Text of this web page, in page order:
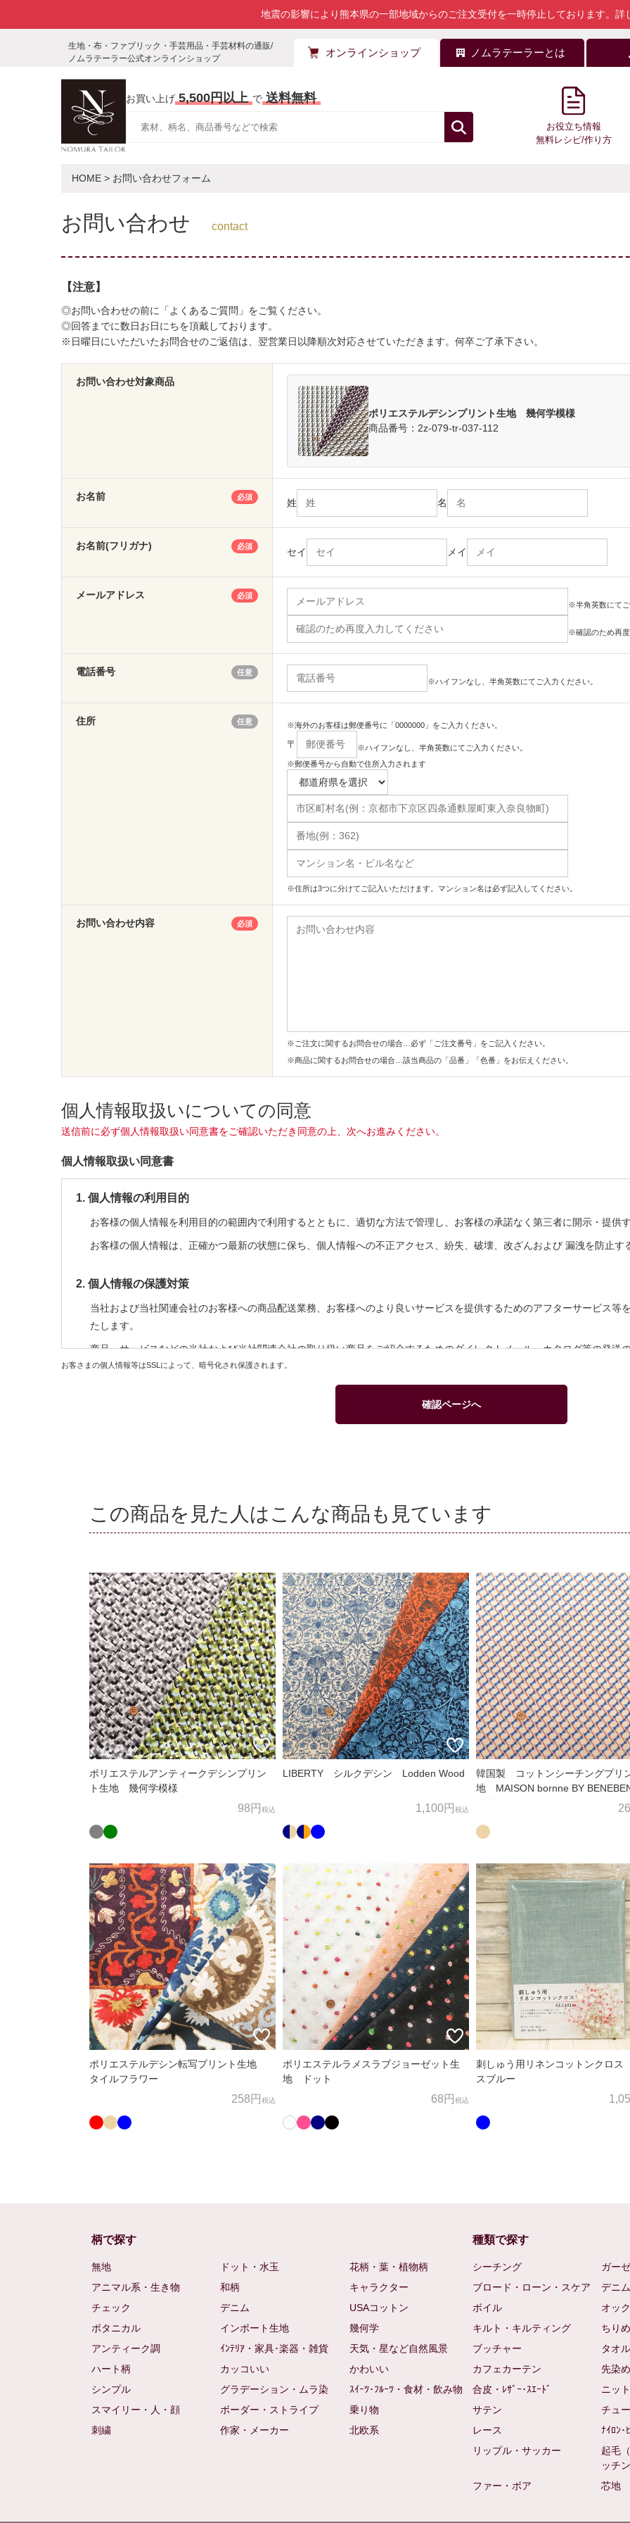
地震の影響により熊本県の一部地域からのご注文受付を一時停止しております。 詳
生地・布・ファブリック・手芸用品・手芸材料の通販/
ノムラテーラー公式オンラインショップ
オンラインショップ ノムラテーラーとは
お買い上げ 5,500円以上 で 送料無料
お役立ち情報
無料レシピ/作り方
HOME > お問い合わせフォーム
お問い合わせ contact
【注意】
◎お問い合わせの前に「よくあるご質問」をご覧ください。
◎回答までに数日お日にちを頂戴しております。
※日曜日にいただいたお問合せのご返信は、翌営業日以降順次対応させていただきます。何卒ご了承下さい。
お問い合わせ対象商品
ポリエステルデシンプリント生地 幾何学模様
商品番号：2z-079-tr-037-112
お名前 必須
姓 名
お名前(フリガナ) 必須
セイ メイ
メールアドレス
必須
※半角英数にてご
※確認のため再度
電話番号
任意
※ハイフンなし、半角英数にてご入力ください。
住所 任意 ※海外のお客様は郵便番号に「0000000」をご入力ください。
〒
※ハイフンなし、半角英数にてご入力ください。
※郵便番号から自動で住所入力されます
※住所は3つに分けてご記入いただけます。マンション名は必ず記入してください。
お問い合わせ内容 必須
※ご注文に関するお問合せの場合…必ず「ご注文番号」をご記入ください。
※商品に関するお問合せの場合…該当商品の「品番」「色番」をお伝えください。
個人情報取扱いについての同意
送信前に必ず個人情報取扱い同意書をご確認いただき同意の上、次へお進みください。
個人情報取扱い同意書
1. 個人情報の利用目的
お客様の個人情報を利用目的の範囲内で利用するとともに、適切な方法で管理し、お客様の承諾なく第三者に開示・提供
お客様の個人情報は、正確かつ最新の状態に保ち、個人情報への不正アクセス、紛失、破壊、改ざんおよび 漏洩を防止す
2. 個人情報の保護対策
当社および当社関連会社のお客様への商品配送業務、お客様へのより良いサービスを提供するためのアフターサービス等
たします。
商品、サービスなどの当社および当社関連会社の取り扱い商品をご紹介するためのダイレクトメール、カタログ等の発送
の利用はお客様からの申し出により停止することができます。
商品の購入等において、クレジットカード等による代金決済を行う場合に、クレジットカード等の有効性を確認するため
お客様よりお預かりした個人情報の処理を外部へ委託する場合には、漏洩などを行わないよう、適切な管理を実施いたしま
お客様がご自身の情報の確認、訂正、利用停止、消去等を希望される場合には、下記窓口までご連絡下さい。
すみやかに対応させていただきます。
お客様相談窓口
〒600-8004
京都府京都市下京区四条通麩屋町東入奈良物町362 株式会社ノムラテーラー
担当：オンラインショップ係
オンラインショップ直通TEL/FAX：075-257-7781
E-mail：shop@nomura-tailor.co.jp
お客さまの個人情報等はSSLによって、暗号化され保護されます。
確認ページへ
この商品を見た人はこんな商品も見ています
ポリエステルアンティークデシンプリン
ト生地 幾何学模様
98円 税込
LIBERTY シルクデシン Lodden Wood
1,100円 税込
韓国製 コットンシーチングプリ
地 MAISON bornne BY
ポリエステルデシン転写プリント生地
タイルフラワー
258円 税込
ポリエステルラメスラブジョーゼット生
地 ドット
68円 税込
刺しゅう用リネンコットンクロ
スブルー
柄で探す
無地 ドット・水玉
花柄・葉・植物柄
アニマル系・生き物
和柄
キャラクター
チェック
デニム
USAコットン
ボタニカル
インポート生地
幾何学
アンティーク調
ｲﾝﾃﾘｱ・家具･楽器・雑貨
天気・星など自然風景
ハート柄
カッコいい
かわいい
シンプル
グラデーション・ムラ染
ｽｲｰﾂ･ﾌﾙｰﾂ・食材・飲み物
スマイリー・人・顔
ボーダー・ストライプ
乗り物
刺繍
作家・メーカー 北欧系
種類で探す
シーチング ガー
ブロード・ローン・スケア
デニム
ボイル
オッ
キルト・キルティング
ちり
ブッチャー
タオ
カフェカーテン
先染め
合皮・ﾚｻﾞｰ･ｽｴｰﾄﾞ
ニット
サテン
チュ
レース
ﾅｲﾛﾝ･
リップル・サッカー
起毛
ッチ
ファー・ボア 芯地